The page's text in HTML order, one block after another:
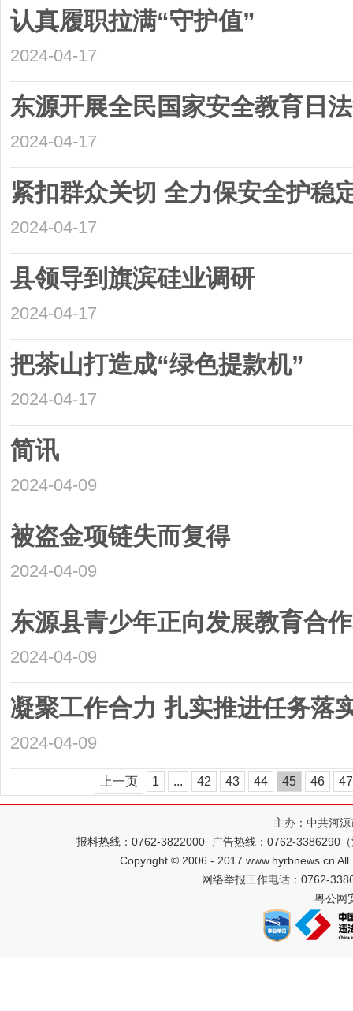
认真履职拉满“守护值”
2024-04-17
东源开展全民国家安全教育日
2024-04-17
紧扣群众关切 全力保安全护稳
2024-04-17
县领导到旗滨硅业调研
2024-04-17
把茶山打造成“绿色提款机”
2024-04-17
简讯
2024-04-09
被盗金项链失而复得
2024-04-09
东源县青少年正向发展教育合
2024-04-09
凝聚工作合力 扎实推进任务落
2024-04-09
上一页 1 ... 42 43 44 45 46 47